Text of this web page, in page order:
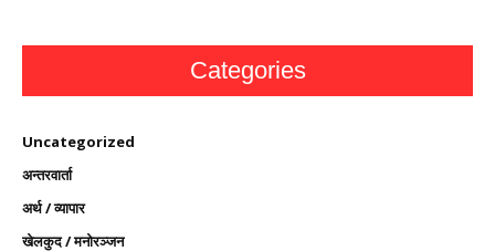
Categories
Uncategorized
अन्तरवार्ता
अर्थ / व्यापार
खेलकुद / मनोरञ्जन